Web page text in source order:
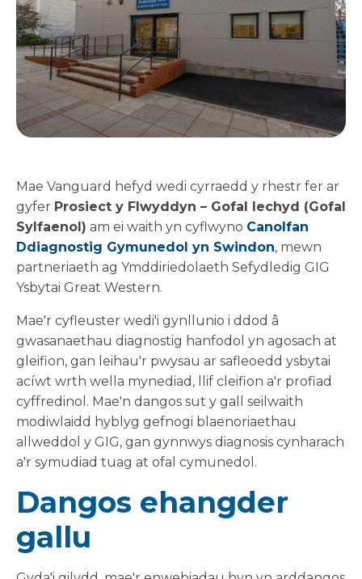
Mae Vanguard hefyd wedi cyrraedd y rhestr fer ar
gyfer Prosiect y Flwyddyn – Gofal Iechyd (Gofal
Sylfaenol) am ei waith yn cyflwyno Canolfan
Ddiagnostig Gymunedol yn Swindon, mewn
partneriaeth ag Ymddiriedolaeth Sefydledig GIG
Ysbytai Great Western.
Mae'r cyfleuster wedi'i gynllunio i ddod â
gwasanaethau diagnostig hanfodol yn agosach at
gleifion, gan leihau'r pwysau ar safleoedd ysbytai
acíwt wrth wella mynediad, llif cleifion a'r profiad
cyffredinol. Mae'n dangos sut y gall seilwaith
modiwlaidd hyblyg gefnogi blaenoriaethau
allweddol y GIG, gan gynnwys diagnosis cynharach
a'r symudiad tuag at ofal cymunedol.
Dangos ehangder
gallu